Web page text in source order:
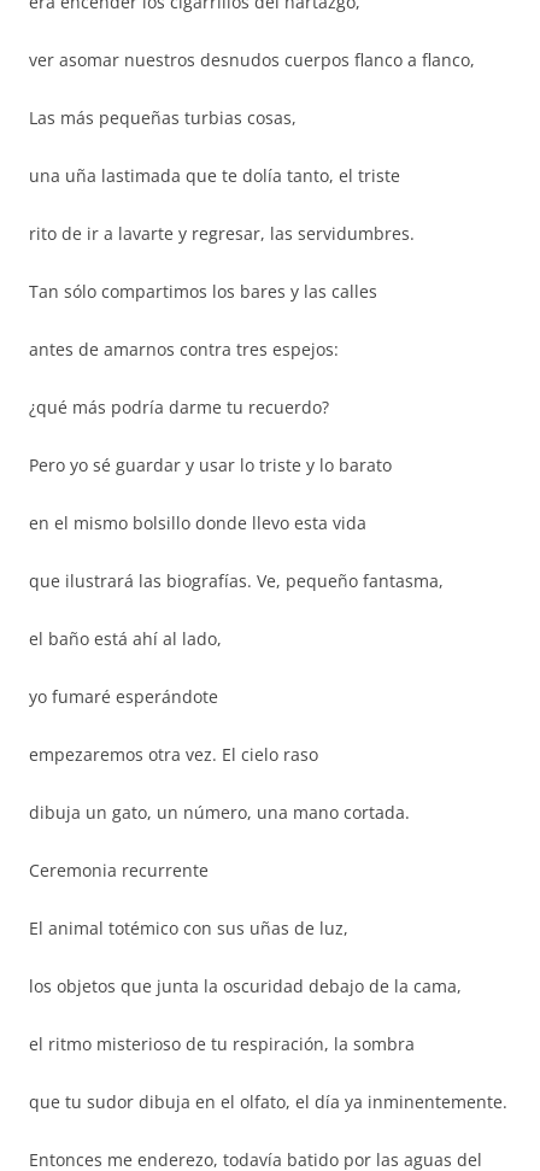
ver asomar nuestros desnudos cuerpos flanco a flanco,
Las más pequeñas turbias cosas,
una uña lastimada que te dolía tanto, el triste
rito de ir a lavarte y regresar, las servidumbres.
Tan sólo compartimos los bares y las calles
antes de amarnos contra tres espejos:
¿qué más podría darme tu recuerdo?
Pero yo sé guardar y usar lo triste y lo barato
en el mismo bolsillo donde llevo esta vida
que ilustrará las biografías. Ve, pequeño fantasma,
el baño está ahí al lado,
yo fumaré esperándote
empezaremos otra vez. El cielo raso
dibuja un gato, un número, una mano cortada.
Ceremonia recurrente
El animal totémico con sus uñas de luz,
los objetos que junta la oscuridad debajo de la cama,
el ritmo misterioso de tu respiración, la sombra
que tu sudor dibuja en el olfato, el día ya inminentemente.
Entonces me enderezo, todavía batido por las aguas del